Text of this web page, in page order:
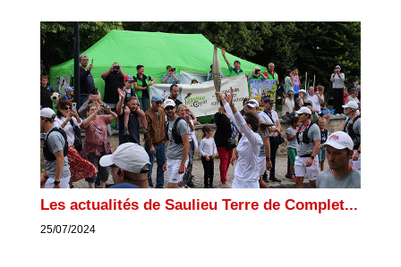
Les actualités de Saulieu Terre de Complet...
25/07/2024